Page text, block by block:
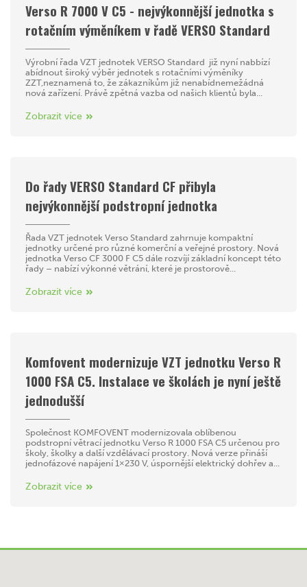
Verso R 7000 V C5 - nejvýkonnější jednotka s
rotačním výměníkem v řadě VERSO Standard
Výrobní řada VZT jednotek VERSO Standard již nyní nabbízí
abídnout široký výběr jednotek s rotačními výměníky
ZZT,neznamená to, že zákazníkům již nenabídnemežádná
nová zařízení. Právě zpětná vazba od našich klientů byla...
Zobrazit více
Do řady VERSO Standard CF přibyla
nejvýkonnější podstropní jednotka
Řada VZT jednotek Verso Standard zahrnuje kompaktní
jednotky určené pro různé komerční a veřejné prostory. Nová
jednotka Verso CF 3000 F C5 dále rozvíjí základní koncept této
řady – nabízí výkonné větrání, které je prostorově...
Zobrazit více
Komfovent modernizuje VZT jednotku Verso R
1000 FSA C5. Instalace ve školách je nyní ještě
jednodušší
Společnost KOMFOVENT modernizovala oblíbenou
podstropní větrací jednotku Verso R 1000 FSA C5 určenou pro
školy, školky a další vzdělávací prostory. Nová verze přináší
jednofázové napájení 1×230 V, úspornější elektrický dohřev a...
Zobrazit více